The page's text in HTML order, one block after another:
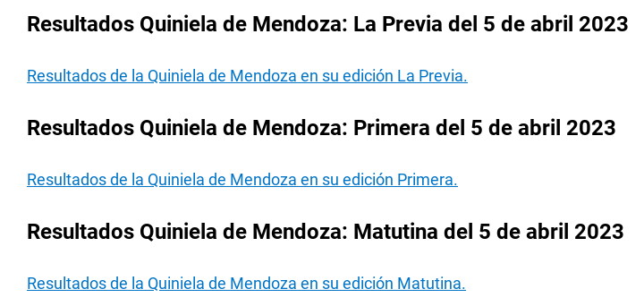
Resultados Quiniela de Mendoza: La Previa del 5 de abril 2023
Resultados de la Quiniela de Mendoza en su edición La Previa.
Resultados Quiniela de Mendoza: Primera del 5 de abril 2023
Resultados de la Quiniela de Mendoza en su edición Primera.
Resultados Quiniela de Mendoza: Matutina del 5 de abril 2023
Resultados de la Quiniela de Mendoza en su edición Matutina.